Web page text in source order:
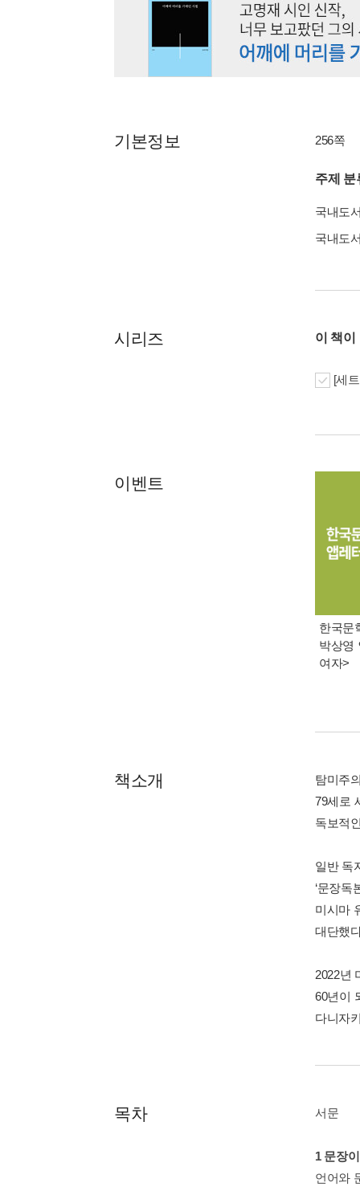
기본정보 256쪽
주제 분
국내도
국내도
시리즈 이 책이
[세
이벤트
한국문
박상영
여자>
책소개
탐미주
79세로
독보적
일반 독
‘문장독
미시마
대단했
2022년
60년이
다니자
목차 서문
1 문장
언어와